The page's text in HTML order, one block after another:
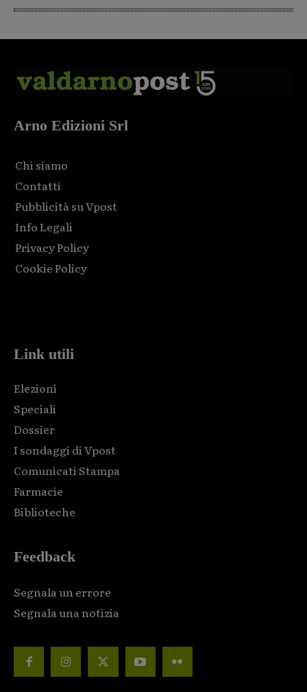
Arno Edizioni Srl
Chi siamo
Contatti
Pubblicità su Vpost
Info Legali
Privacy Policy
Cookie Policy
Link utili
Elezioni
Speciali
Dossier
I sondaggi di Vpost
Comunicati Stampa
Farmacie
Biblioteche
Feedback
Segnala un errore
Segnala una notizia